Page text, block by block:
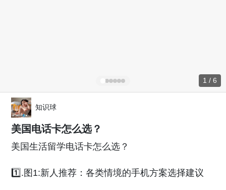
1 / 6
知识球
美国电话卡怎么选？
美国生活留学电话卡怎么选？
1️⃣.图1:新人推荐：各类情境的手机方案选择建议